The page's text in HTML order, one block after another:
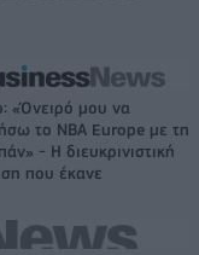
«Όνειρό μου να
το ΝΒΑ Europe με τη
- Η διευκρινιστική
που έκανε